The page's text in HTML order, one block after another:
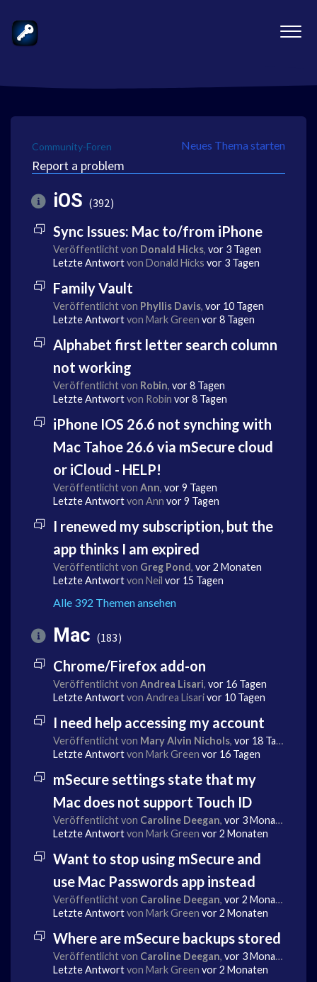
Community-Foren Neues Thema starten
Report a problem
iOS 392
Sync Issues: Mac to/from iPhone
Veröffentlicht von Donald Hicks, vor 3 Tagen
Letzte Antwortvon Donald Hicks vor 3 Tagen
Family Vault
Veröffentlicht von Phyllis Davis, vor 10 Tagen
Letzte Antwortvon Mark Green vor 8 Tagen
Alphabet first letter search column
not working
Veröffentlicht von Robin, vor 8 Tagen
Letzte Antwortvon Robin vor 8 Tagen
iPhone IOS 26.6 not synching with
Mac Tahoe 26.6 via mSecure cloud
or iCloud - HELP!
Veröffentlicht von Ann, vor 9 Tagen
Letzte Antwortvon Ann vor 9 Tagen
I renewed my subscription, but the
app thinks I am expired
Veröffentlicht von Greg Pond, vor 2 Monaten
Letzte Antwortvon Neil vor 15 Tagen
Alle 392 Themen ansehen
Mac 183
Chrome/Firefox add-on
Veröffentlicht von Andrea Lisari, vor 16 Tagen
Letzte Antwortvon Andrea Lisarivor 10 Tagen
I need help accessing my account
Veröffentlicht von Mary Alvin Nichols, vor 18 Tagen
Letzte Antwortvon Mark Green vor 16 Tagen
mSecure settings state that my
Mac does not support Touch ID
Veröffentlicht von Caroline Deegan, vor 3 Monaten
Letzte Antwortvon Mark Green vor 2 Monaten
Want to stop using mSecure and
use Mac Passwords app instead
Veröffentlicht von Caroline Deegan, vor 2 Monaten
Letzte Antwortvon Mark Green vor 2 Monaten
Where are mSecure backups stored
Veröffentlicht von Caroline Deegan, vor 3 Monaten
Letzte Antwortvon Mark Green vor 2 Monaten